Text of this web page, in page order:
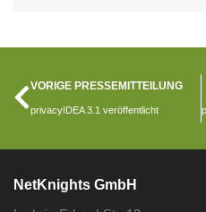
VORIGE PRESSEMITTEILUNG
privacyIDEA 3.1 veröffentlicht
NetKnights GmbH